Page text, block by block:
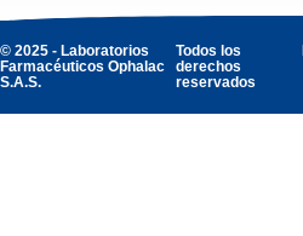
Todos los
derechos
reservados
© 2025 - Laboratorios
Farmacéuticos Ophalac
S.A.S.